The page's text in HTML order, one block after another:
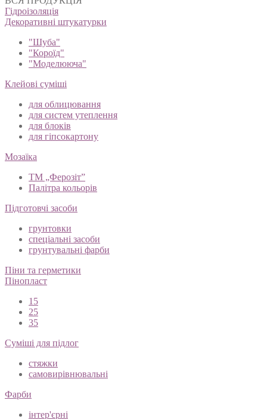
Гідроізоляція
Декоративні штукатурки
"Шуба"
"Короїд"
"Моделююча"
Клейові суміші
для облицювання
для систем утеплення
для блоків
для гіпсокартону
Мозаїка
ТМ „Ферозіт”
Палітра кольорів
Підготовчі засоби
грунтовки
спеціальні засоби
грунтувальні фарби
Піни та герметики
Пінопласт
15
25
35
Суміші для підлог
стяжки
самовирівнювальні
Фарби
інтер'єрні